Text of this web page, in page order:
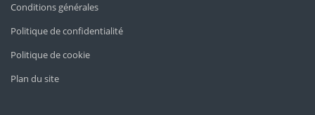
Conditions générales
Politique de confidentialité
Politique de cookie
Plan du site